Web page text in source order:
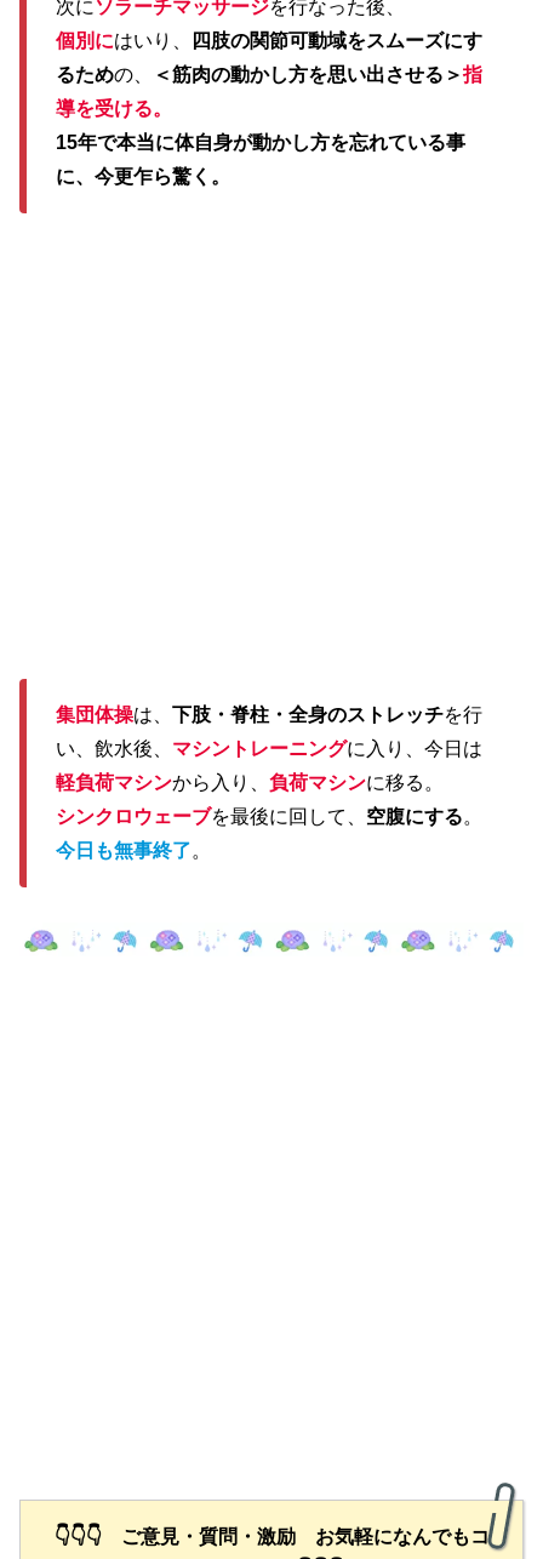
次に ソラーチマッサージを行なった後、
個別にはいり、
四肢の関節可動域をスムーズにす
るための、 ＜筋肉の動かし方を思い出させる＞指
導を受ける。
15年で本当に体自身が動かし方を忘れている事
に、今更乍ら驚く。
集団体操は、 下肢・脊柱・全身のストレッチを行
い、飲水後、 マシントレーニングに入り、今日は
軽負荷マシンから入り、 負荷マシンに移る。
シンクロウェーブを最後に回して、 空腹にする。
今日も無事終了。
👇👇👇 ご意見・質問・激励 お気軽になんでもコ